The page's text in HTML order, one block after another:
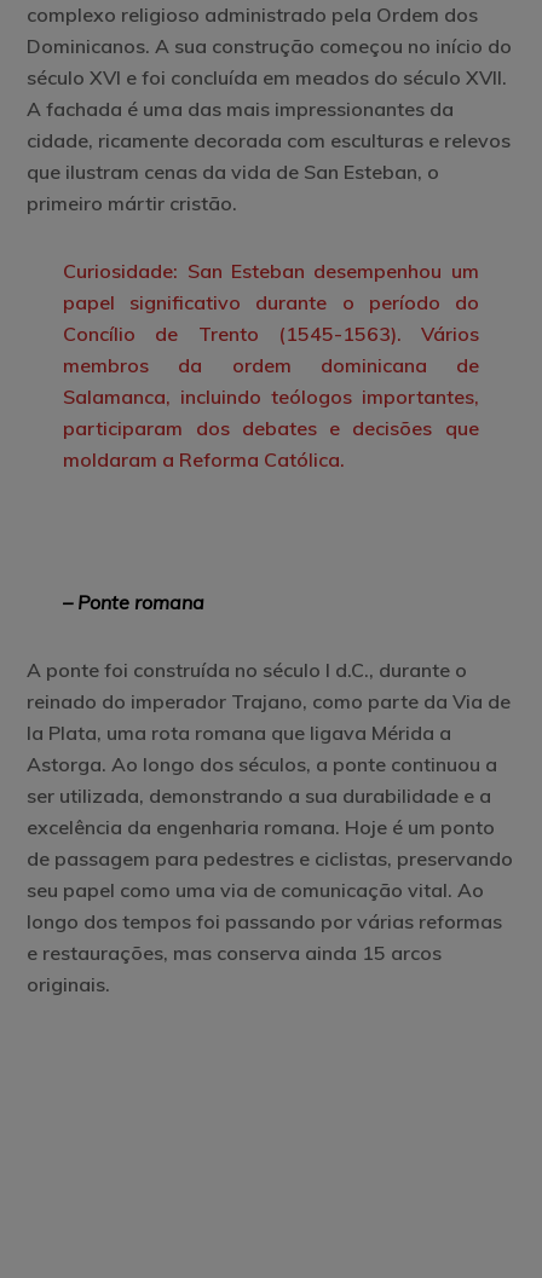
complexo religioso administrado pela Ordem dos
Dominicanos. A sua construção começou no início do
século XVI e foi concluída em meados do século XVII.
A fachada é uma das mais impressionantes da
cidade, ricamente decorada com esculturas e relevos
que ilustram cenas da vida de San Esteban, o
primeiro mártir cristão.
Curiosidade: San Esteban desempenhou um
papel significativo durante o período do
Concílio de Trento (1545-1563). Vários
membros da ordem dominicana de
Salamanca, incluindo teólogos importantes,
participaram dos debates e decisões que
moldaram a Reforma Católica.
– Ponte romana
A ponte foi construída no século I d.C., durante o
reinado do imperador Trajano, como parte da Via de
la Plata, uma rota romana que ligava Mérida a
Astorga. Ao longo dos séculos, a ponte continuou a
ser utilizada, demonstrando a sua durabilidade e a
excelência da engenharia romana. Hoje é um ponto
de passagem para pedestres e ciclistas, preservando
seu papel como uma via de comunicação vital. Ao
longo dos tempos foi passando por várias reformas
e restaurações, mas conserva ainda 15 arcos
originais.